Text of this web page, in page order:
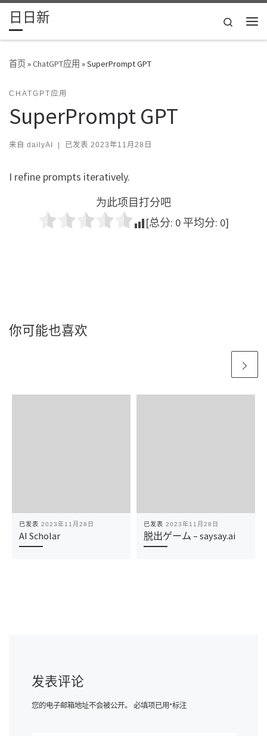
Skip to content
日日新
Search
首页»ChatGPT应用 »SuperPrompt GPT
CHATGPT应用
SuperPrompt GPT
来自 dailyAI | 已发表 2023年11月28日
I refine prompts iteratively.
为此项目打分吧
[总分: 0 平均分: 0]
你可能也喜欢
已发表 2023年11月28日
AI Scholar
已发表 2023年11月28日
脱出ゲーム – saysay.ai
发表评论
您的电子邮箱地址不会被公开。 必填项已用*标注